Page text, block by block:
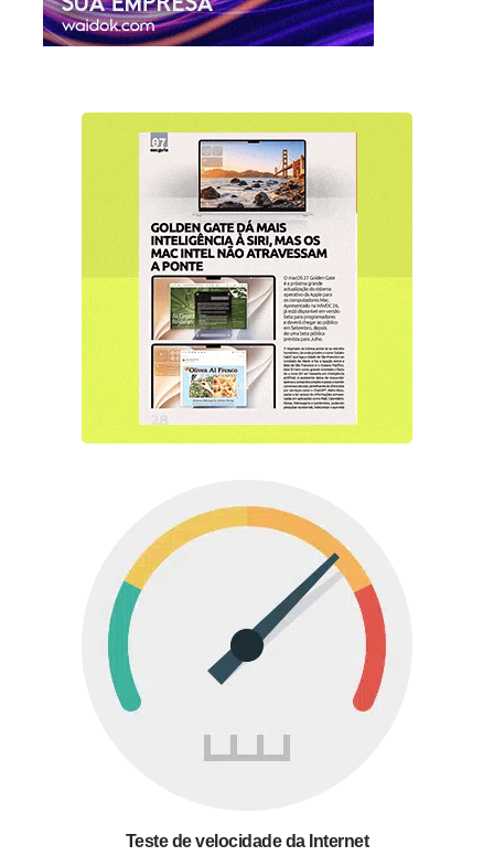
Teste de velocidade da Internet